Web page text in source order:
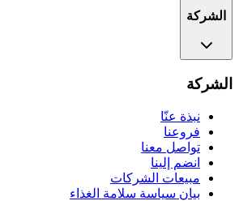
الشركة
الشركة
نبذة عنّا
فروعنا
تواصل معنا
انضم إلينا
مبيعات الشركات
بيان سياسة سلامة الغذاء